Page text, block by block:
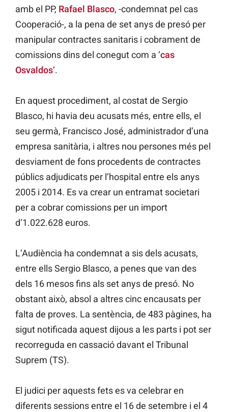
amb el PP, Rafael Blasco, -condemnat pel cas
Cooperació-, a la pena de set anys de presó per
manipular contractes sanitaris i cobrament de
comissions dins del conegut com a ‘cas
Osvaldos‘.
En aquest procediment, al costat de Sergio
Blasco, hi havia deu acusats més, entre ells, el
seu germà, Francisco José, administrador d’una
empresa sanitària, i altres nou persones més pel
desviament de fons procedents de contractes
públics adjudicats per l’hospital entre els anys
2005 i 2014. Es va crear un entramat societari
per a cobrar comissions per un import
d’1.022.628 euros.
L’Audiència ha condemnat a sis dels acusats,
entre ells Sergio Blasco, a penes que van des
dels 16 mesos fins als set anys de presó. No
obstant això, absol a altres cinc encausats per
falta de proves. La sentència, de 483 pàgines, ha
sigut notificada aquest dijous a les parts i pot ser
recorreguda en cassació davant el Tribunal
Suprem (TS).
El judici per aquests fets es va celebrar en
diferents sessions entre el 16 de setembre i el 4